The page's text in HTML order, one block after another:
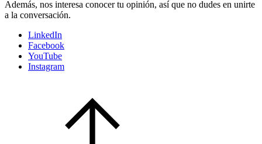
Además, nos interesa conocer tu opinión, así que no dudes en unirte
a la conversación.
LinkedIn
Facebook
YouTube
Instagram